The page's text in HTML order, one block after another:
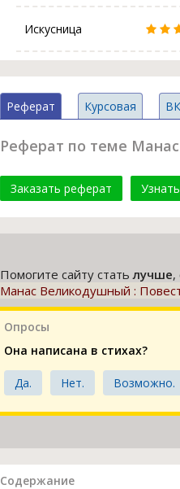
Искусница
Реферат Курсовая
Реферат по теме
Заказать реферат
Помогите сайту статьлучше,
Манас Великодушный :
Опросы
Она написана в стихах?
Да. Нет. Возможно.
Содержание